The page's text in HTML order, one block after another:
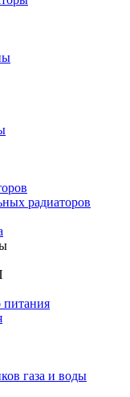
радиаторов
питания
газа и воды